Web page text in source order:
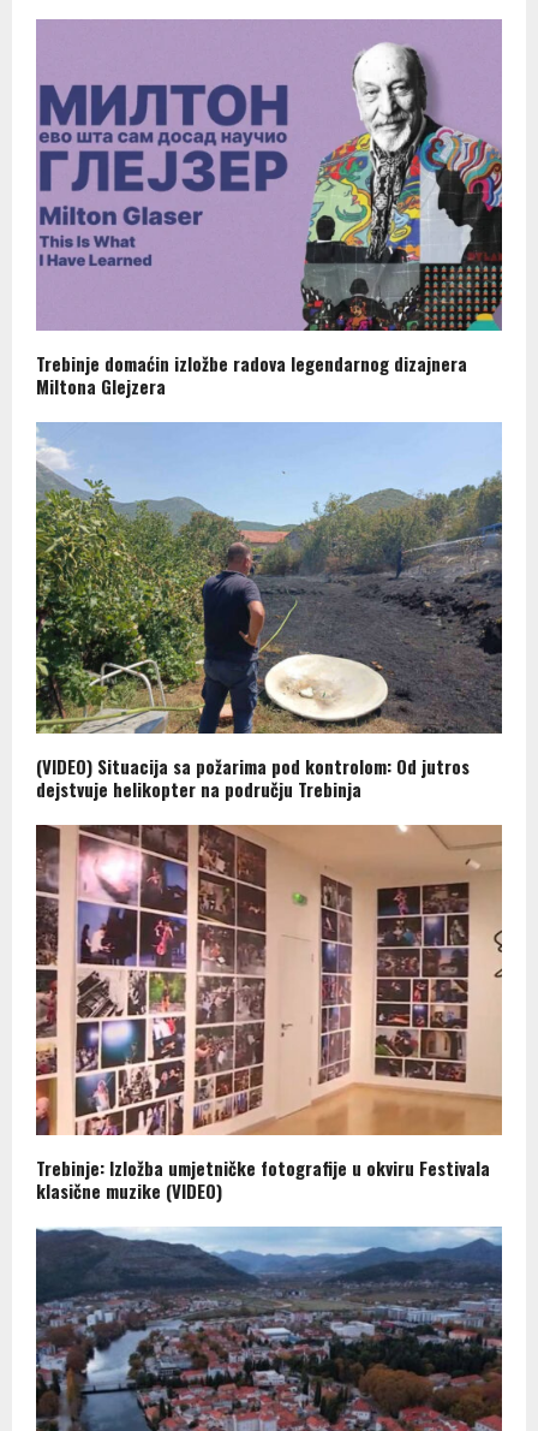
Trebinje domaćin izložbe radova legendarnog dizajnera
Miltona Glejzera
(VIDEO) Situacija sa požarima pod kontrolom: Od jutros
dejstvuje helikopter na području Trebinja
Trebinje: Izložba umjetničke fotografije u okviru Festivala
klasične muzike (VIDEO)